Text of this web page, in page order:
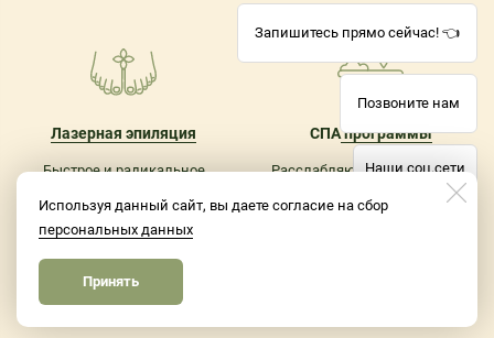
Лазерная эпиляция
Быстрое и радикальное
Бесплатная первая процедура.
СПАпрограммы
Расслабляющие программы.
Отличный вариант подарка!
Используя данный сайт, вы даете согласие на сбор
персональных данных
Принять
Запишитесь прямо сейчас! 👈
Позвоните нам
Наши соц.сети